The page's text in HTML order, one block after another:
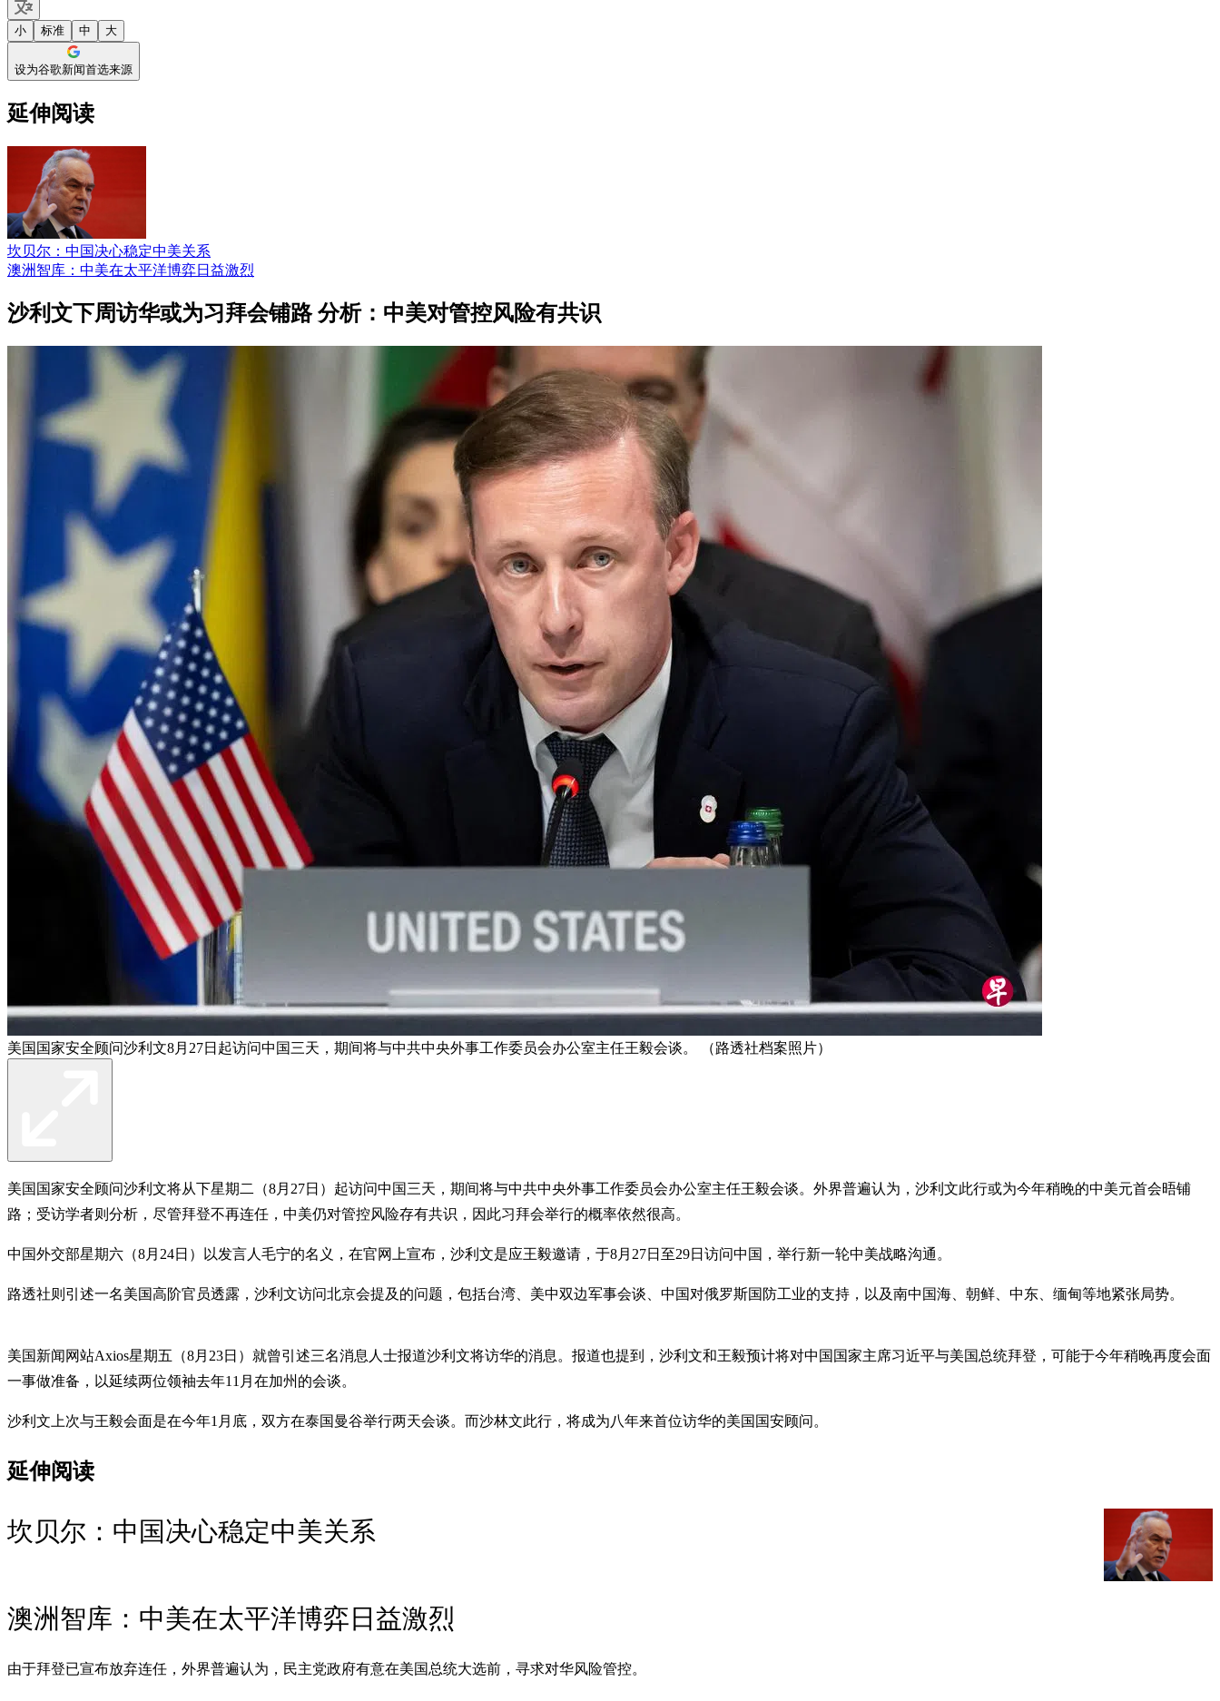
小 标准 中 大
设为谷歌新闻首选来源
延伸阅读
坎贝尔：中国决心稳定中美关系
澳洲智库：中美在太平洋博弈日益激烈
沙利文下周访华或为习拜会铺路 分析：中美对管控风险有共识
美国国家安全顾问沙利文8月27日起访问中国三天，期间将与中共中央外事工作委员会办公室主任王毅会谈。 （路透社档案照片）
美国国家安全顾问沙利文将从下星期二（8月27日）起访问中国三天，期间将与中共中央外事工作委员会办公室主任王毅会谈。外界普遍认为，沙利文此行或为今年稍晚的中美元首会晤铺
路；受访学者则分析，尽管拜登不再连任，中美仍对管控风险存有共识，因此习拜会举行的概率依然很高。
中国外交部星期六（8月24日）以发言人毛宁的名义，在官网上宣布，沙利文是应王毅邀请，于8月27日至29日访问中国，举行新一轮中美战略沟通。
路透社则引述一名美国高阶官员透露，沙利文访问北京会提及的问题，包括台湾、美中双边军事会谈、中国对俄罗斯国防工业的支持，以及南中国海、朝鲜、中东、缅甸等地紧张局势。
美国新闻网站Axios星期五（8月23日）就曾引述三名消息人士报道沙利文将访华的消息。报道也提到，沙利文和王毅预计将对中国国家主席习近平与美国总统拜登，可能于今年稍晚再度会面
一事做准备，以延续两位领袖去年11月在加州的会谈。
沙利文上次与王毅会面是在今年1月底，双方在泰国曼谷举行两天会谈。而沙林文此行，将成为八年来首位访华的美国国安顾问。
延伸阅读
坎贝尔：中国决心稳定中美关系
澳洲智库：中美在太平洋博弈日益激烈
由于拜登已宣布放弃连任，外界普遍认为，民主党政府有意在美国总统大选前，寻求对华风险管控。